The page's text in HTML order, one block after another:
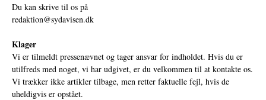
Du kan skrive til os på
redaktion@sydavisen.dk
Klager
Vi er tilmeldt pressenævnet og tager ansvar for indholdet. Hvis du er
utilfreds med noget, vi har udgivet, er du velkommen til at kontakte os.
Vi trækker ikke artikler tilbage, men retter faktuelle fejl, hvis de
uheldigvis er opstået.